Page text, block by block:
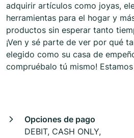
adquirir artículos como joyas,
herramientas para el hogar y
productos sin esperar tanto
¡Ven y sé parte de ver por qué
elegido como su casa de
compruébalo tú mismo!
Opciones de pago
DEBIT, CASH ONLY,